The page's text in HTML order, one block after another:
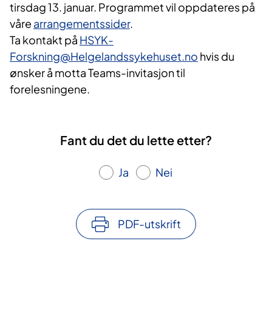
tirsdag 13. januar. Programmet vil oppdateres på
våre arrangementssider.
Ta kontakt på HSYK-
Forskning@Helgelandssykehuset.no hvis du
ønsker å motta Teams-invitasjon til
forelesningene.
Fant du det du lette etter?
Ja Nei
PDF-utskrift